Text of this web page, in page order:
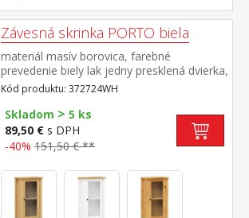
Závesná skrinka PORTO biela
materiál masív borovica, farebné
prevedenie biely lak jedny presklená dvierka,
za nimi jedna polica maximálne nosnosti
uvedené v návode na montáž súčasť
zostavy PORTO biela
Kód produktu: 372724WH
Skladom > 5 ks
89,50 € s DPH
-40% 151,50 € **